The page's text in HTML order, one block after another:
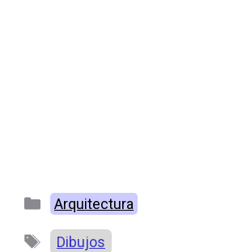
Categorías
Arquitectura
Etiquetas
Dibujos